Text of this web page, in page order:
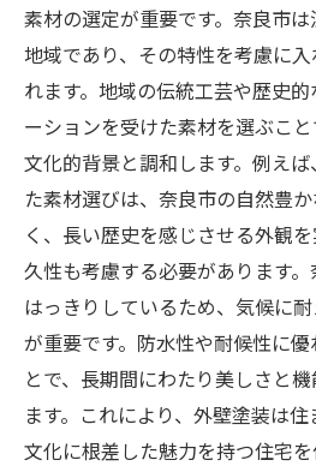
素材の選定が重要です。奈良市
地域であり、その特性を考慮に
れます。地域の伝統工芸や歴史
ーションを受けた素材を選ぶこ
文化的背景と調和します。例え
た素材選びは、奈良市の自然豊
く、長い歴史を感じさせる外観
久性も考慮する必要があります
はっきりしているため、気候に
が重要です。防水性や耐候性に
とで、長期間にわたり美しさと
ます。これにより、外壁塗装は住
文化に根差した魅力を持つ住宅